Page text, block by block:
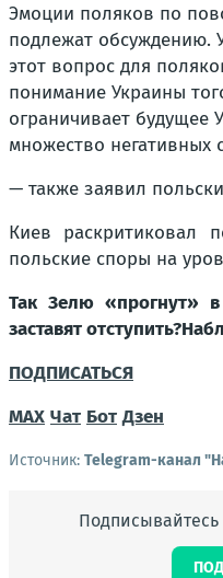
Эмоции поляков по
подлежат обсуждению.
этот вопрос для
понимание Украины
ограничивает будущее
множество негативных
— также заявил
Киев раскритиковал
польские споры на
Так Зелю «прогнут»
заставят
ПОДПИСАТЬСЯ
МАХ Чат Бот Дзен
Источник: Telegram-канал